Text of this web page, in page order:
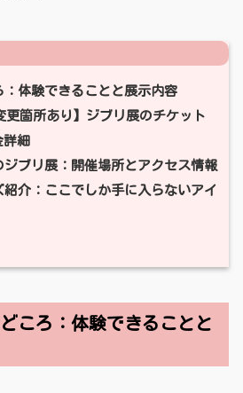
：体験できることと展示内容
更箇所あり】ジブリ展のチケット
細
ジブリ展：開催場所とアクセス情報
介：ここでしか手に入らないアイ
ころ：体験できることと